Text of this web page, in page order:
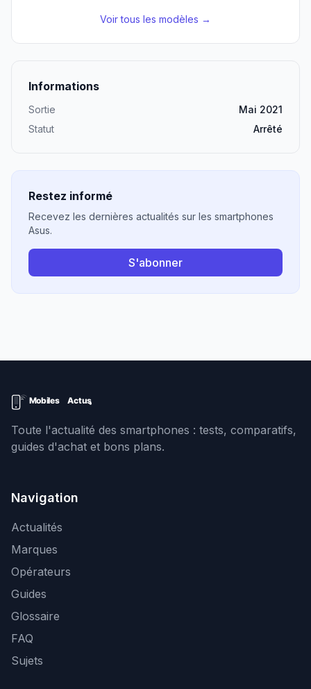
Voir tous les modèles →
Informations
Sortie
Mai 2021
Statut
Arrêté
Restez informé
Recevez les dernières actualités sur les smartphones
Asus.
S'abonner
Toute l'actualité des smartphones : tests, comparatifs,
guides d'achat et bons plans.
Navigation
Actualités
Marques
Opérateurs
Guides
Glossaire
FAQ
Sujets